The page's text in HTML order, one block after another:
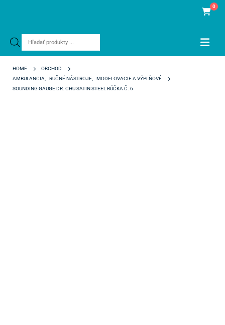
Products
0
HOME
OBCHOD
AMBULANCIA
RUČNÉ NÁSTROJE
MODELOVACIE A VÝPLŇOVÉ
SOUNDING GAUGE DR. CHU SATIN STEEL RÚČKA Č. 6